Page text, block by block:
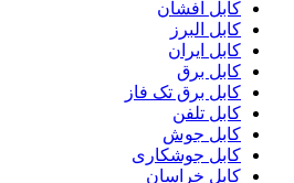
کابل افشان
کابل البرز
کابل ایران
کابل برق
کابل برق تک فاز
کابل تلفن
کابل جوش
کابل جوشکاری
کابل خراسان